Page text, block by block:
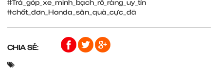
#Trả_góp_xe_minh_bạch_rõ_ràng_uy_tín
#chốt_đơn_Honda_săn_quà_cực_đã
CHIA SẺ: